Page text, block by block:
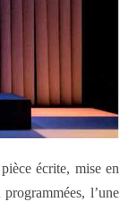
écrite, mise en
l’une